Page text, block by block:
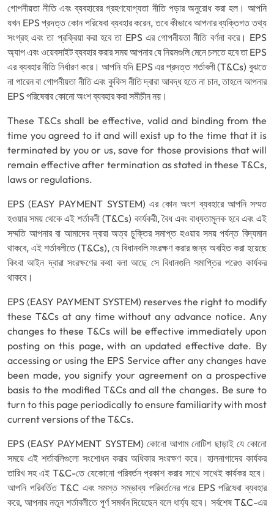
গোপনীয়তা নীতি এবং ব্যবহারের গ্রহণযোগ্যতা নীতি পড়ার অনুরোধ করা হল। আপনি
যখন EPS প্রদত্ত কোন পরিষেবা ব্যবহার করেন, তবে কীভাবে আপনার ব্যক্তিগত তথ্য
সংগ্রহ এবং তা প্রক্রিয়া করা হবে তা EPS এর গোপনীয়তা নীতি বর্ণনা করে। EPS
অ্যাপ এবং ওয়েবসাইট ব্যবহার করার সময় আপনার যে নিয়মগুলি মেনে চলতে হবে তা EPS
এর ব্যবহার নীতি নির্ধারণ করে। আপনি যদি EPS এর প্রদত্ত শর্তাবলী (T&Cs) বুঝতে
না পারেন বা গোপনীয়তা নীতি এবং কুকিস নীতি দ্বারা আবদ্ধ হতে না চান, তাহলে আপনার
EPS পরিষেবার কোনো অংশ ব্যবহার করা সমীচীন নয়।
These T&Cs shall be effective, valid and binding from the
time you agreed to it and will exist up to the time that it is
terminated by you or us, save for those provisions that will
remain effective after termination as stated in these T&Cs,
laws or regulations.
EPS (EASY PAYMENT SYSTEM) এর কোন অংশ ব্যবহারে আপনি সম্মত
হওয়ার সময় থেকে এই শর্তাবলী (T&Cs) কার্যকরী, বৈধ এবং বাধ্যতামূলক হবে এবং এই
সম্মতি আপনার বা আমাদের দ্বারা অত্র চুক্তির সমাপ্ত হওয়ার সময় পর্যন্ত বিদ্যমান
থাকবে, এই শর্তাবলীতে (T&Cs), যে বিধানবলি সংরক্ষণ করার জন্য অবহিত করা হয়েছে
কিংবা আইন দ্বারা সংরক্ষণের কথা বলা আছে সে বিধানগুলি সমাপ্তির পরেও কার্যকর
থাকবে।
EPS (EASY PAYMENT SYSTEM) reserves the right to modify
these T&Cs at any time without any advance notice. Any
changes to these T&Cs will be effective immediately upon
posting on this page, with an updated effective date. By
accessing or using the EPS Service after any changes have
been made, you signify your agreement on a prospective
basis to the modified T&Cs and all the changes. Be sure to
turn to this page periodically to ensure familiarity with most
current versions of the T&Cs.
EPS (EASY PAYMENT SYSTEM) কোনো আগাম নোটিশ ছাড়াই যে কোনো
সময়ে এই শর্তাবলিগুলো সংশোধন করার অধিকার সংরক্ষণ করে। হালনাগাদের কার্যকর
তারিখ সহ এই T&C-তে যেকোনো পরিবর্তন প্রকাশ করার সাথে সাথেই কার্যকর হবে।
আপনি পরিবর্তিত T&C এবং সমস্ত সম্ভাব্য পরিবর্তনের পরে EPS পরিষেবা ব্যবহার
করে, আপনার নতুন শর্তাবলীতে পূর্ণ সমর্থন দিয়েছেন বলে ধার্য্য হবে। সর্বশেষ T&C-এর